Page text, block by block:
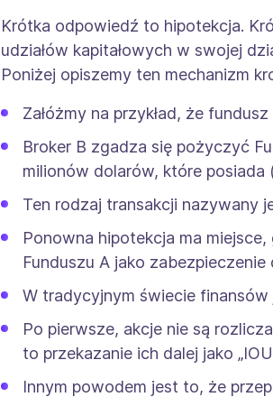
Krótka odpowiedź to hipotekcja.
udziałów kapitałowych w swojej
Poniżej opiszemy ten mechanizm
Załóżmy na przykład, że
Broker B zgadza się pożyczyć
milionów dolarów, które posiada
Ten rodzaj transakcji nazywany
Ponowna hipotekcja ma
Funduszu A jako
W tradycyjnym świecie
Po pierwsze, akcje nie są
to przekazanie ich dalej jako
Innym powodem jest to, że